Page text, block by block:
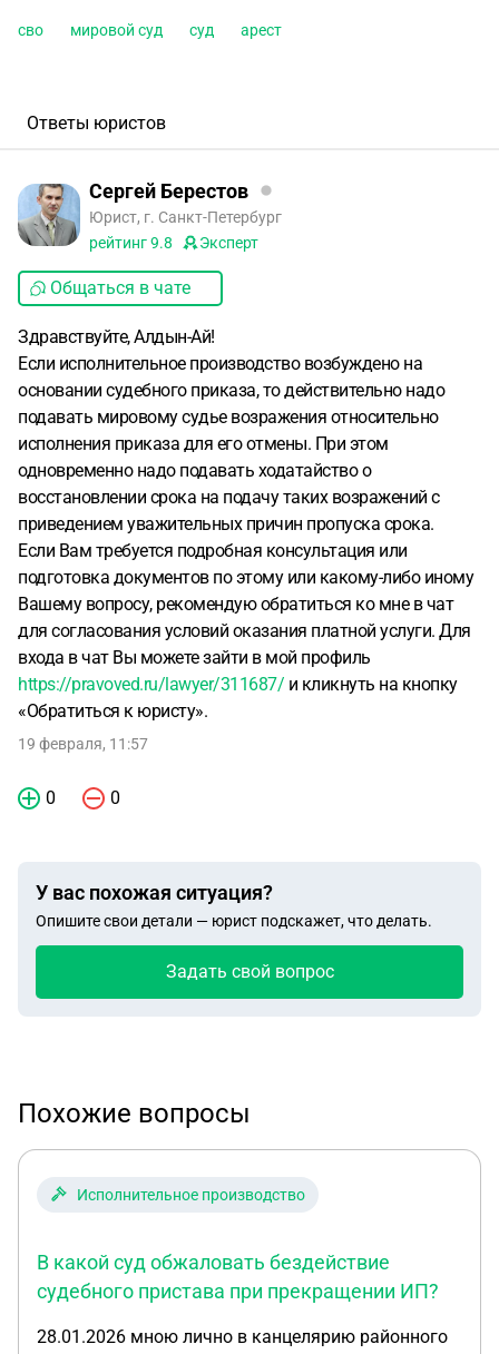
сво мировой суд суд арест
Ответы юристов
Сергей Берестов
Юрист, г. Санкт-Петербург
рейтинг9.8 Эксперт
Общаться в чате
Здравствуйте, Алдын-Ай!
Если исполнительное производство возбуждено на
основании судебного приказа, то действительно надо
подавать мировому судье возражения относительно
исполнения приказа для его отмены. При этом
одновременно надо подавать ходатайство о
восстановлении срока на подачу таких возражений с
приведением уважительных причин пропуска срока.
Если Вам требуется подробная консультация или
подготовка документов по этому или какому-либо иному
Вашему вопросу, рекомендую обратиться ко мне в чат
для согласования условий оказания платной услуги. Для
входа в чат Вы можете зайти в мой профиль
https://pravoved.ru/lawyer/311687/ и кликнуть на кнопку
«Обратиться к юристу».
19 февраля, 11:57
0 0
У вас похожая ситуация?
Опишите свои детали — юрист подскажет, что делать.
Задать свой вопрос
Похожие вопросы
Исполнительное производство
В какой суд обжаловать бездействие
судебного пристава при прекращении ИП?
28.01.2026 мною лично в канцелярию районного